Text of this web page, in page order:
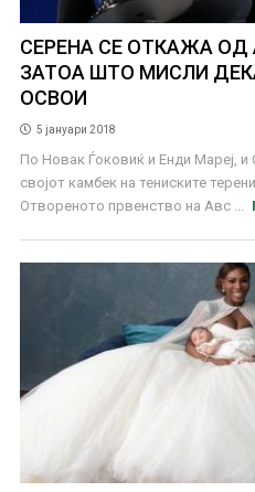
СЕРЕНА СЕ ОТКАЖА ОД
ЗАТОА ШТО МИСЛИ
ОСВОИ
5 јануари 2018
По Новак Ѓоковиќ и Енди Мареј,
својот камбек на тениските
Отвореното првенство на Авс ...